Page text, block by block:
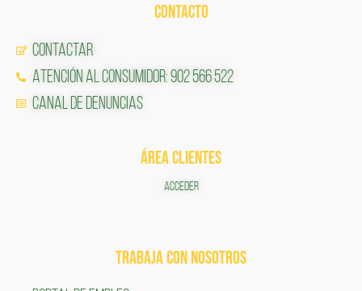
CONTACTO
Contactar
Atención al Consumidor: 902 566 522
Canal de Denuncias
ÁREA CLIENTES
ACCEDER
TRABAJA CON NOSOTROS